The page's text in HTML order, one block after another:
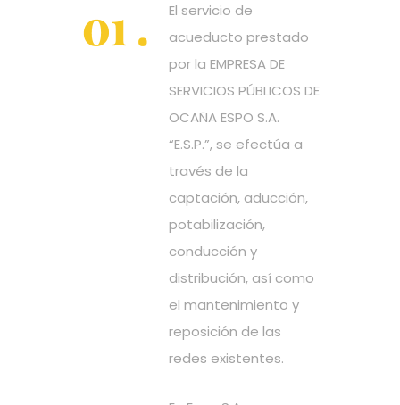
El servicio de
acueducto prestado
por la EMPRESA DE
SERVICIOS PÚBLICOS DE
OCAÑA ESPO S.A.
“E.S.P.”, se efectúa a
través de la
captación, aducción,
potabilización,
conducción y
distribución, así como
el mantenimiento y
reposición de las
redes existentes.